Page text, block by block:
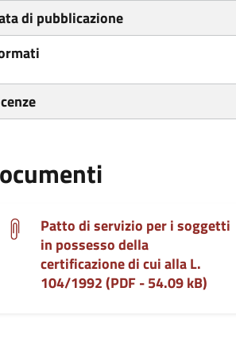
di pubblicazione
Patto di servizio per i soggetti
in possesso della
certificazione di cui alla L.
104/1992 (PDF - 54.09 kB)